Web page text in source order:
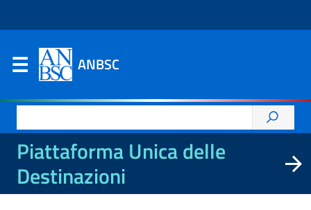
ANBSC
per:
Piattaforma Unica delle
Destinazioni